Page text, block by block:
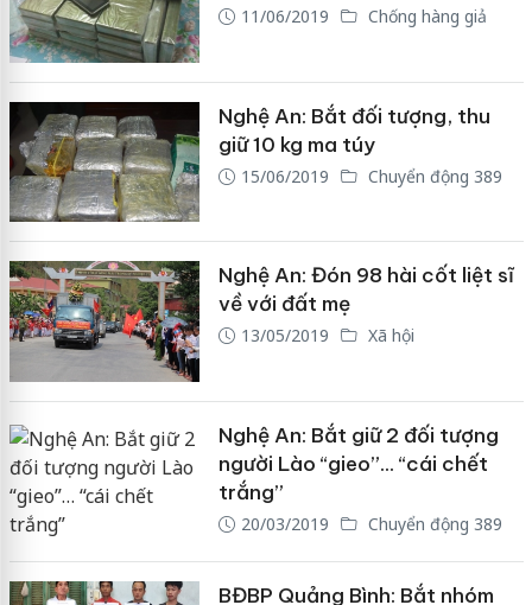
11/06/2019 Chống hàng giả
Nghệ An: Bắt đối tượng, thu
giữ 10 kg ma túy
15/06/2019 Chuyển động 389
Nghệ An: Đón 98 hài cốt liệt sĩ
về với đất mẹ
13/05/2019 Xã hội
Nghệ An: Bắt giữ 2 đối tượng
người Lào “gieo”… “cái chết
trắng”
20/03/2019 Chuyển động 389
BĐBP Quảng Bình: Bắt nhóm